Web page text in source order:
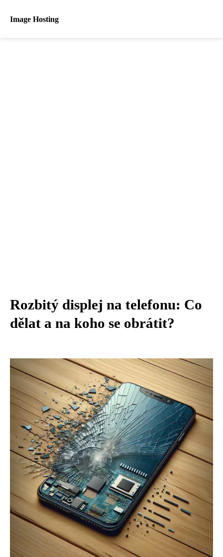
Image Hosting
Rozbitý displej na telefonu: Co
dělat a na koho se obrátit?